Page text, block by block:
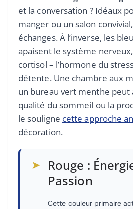
et la conversation ? Idéaux
manger ou un salon
échanges. À l’inverse, les
apaisent le système
cortisol – l’hormone du
détente. Une chambre aux
un bureau vert menthe peut
qualité du sommeil ou la
le souligne cette approche
décoration.
➤ Rouge :
Passion
Cette couleur primaire